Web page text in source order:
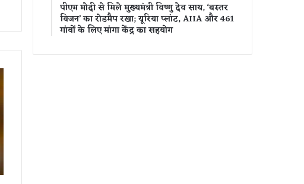
पीएम मोदी से मिले मुख्यमंत्री विष्णु देव साय, ‘बस्तर
विजन’ का रोडमैप रखा; यूरिया प्लांट, AIIA और 461
गांवों के लिए मांगा केंद्र का सहयोग